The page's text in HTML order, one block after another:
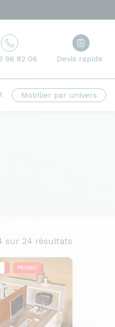
96 82 06 Devis rapide
Mobilier par univers
sur 24 résultats
PROMO